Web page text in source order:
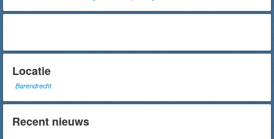
Locatie
Barendrecht
Recent nieuws